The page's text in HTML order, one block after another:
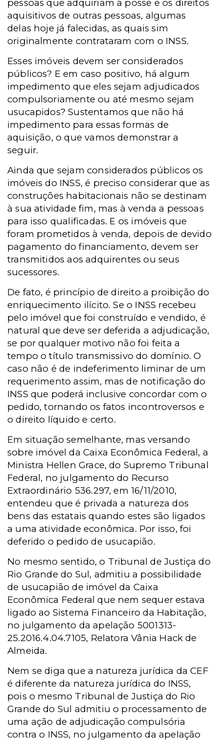
pessoas que adquiriam a posse e os direitos
aquisitivos de outras pessoas, algumas
delas hoje já falecidas, as quais sim
originalmente contrataram com o INSS.
Esses imóveis devem ser considerados
públicos? E em caso positivo, há algum
impedimento que eles sejam adjudicados
compulsoriamente ou até mesmo sejam
usucapidos? Sustentamos que não há
impedimento para essas formas de
aquisição, o que vamos demonstrar a
seguir.
Ainda que sejam considerados públicos os
imóveis do INSS, é preciso considerar que as
construções habitacionais não se destinam
à sua atividade fim, mas à venda a pessoas
para isso qualificadas. E os imóveis que
foram prometidos à venda, depois de devido
pagamento do financiamento, devem ser
transmitidos aos adquirentes ou seus
sucessores.
De fato, é princípio de direito a proibição do
enriquecimento ilícito. Se o INSS recebeu
pelo imóvel que foi construído e vendido, é
natural que deve ser deferida a adjudicação,
se por qualquer motivo não foi feita a
tempo o título transmissivo do domínio. O
caso não é de indeferimento liminar de um
requerimento assim, mas de notificação do
INSS que poderá inclusive concordar com o
pedido, tornando os fatos incontroversos e
o direito líquido e certo.
Em situação semelhante, mas versando
sobre imóvel da Caixa Econômica Federal, a
Ministra Hellen Grace, do Supremo Tribunal
Federal, no julgamento do Recurso
Extraordinário 536.297, em 16/11/2010,
entendeu que é privada a natureza dos
bens das estatais quando estes são ligados
a uma atividade econômica. Por isso, foi
deferido o pedido de usucapião.
No mesmo sentido, o Tribunal de Justiça do
Rio Grande do Sul, admitiu a possibilidade
de usucapião de imóvel da Caixa
Econômica Federal que nem sequer estava
ligado ao Sistema Financeiro da Habitação,
no julgamento da apelação 5001313-
25.2016.4.04.7105, Relatora Vânia Hack de
Almeida.
Nem se diga que a natureza jurídica da CEF
é diferente da natureza jurídica do INSS,
pois o mesmo Tribunal de Justiça do Rio
Grande do Sul admitiu o processamento de
uma ação de adjudicação compulsória
contra o INSS, no julgamento da apelação